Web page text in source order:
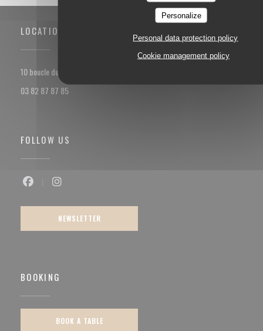
Personalize
Personal data protection policy
Cookie management policy
LOCATION
10 boucle du val Marie 57100 Thionville
03 82 87 87 85
FOLLOW US
Facebook ((opens in a new window))
NEWSLETTER
BOOKING
BOOK A TABLE